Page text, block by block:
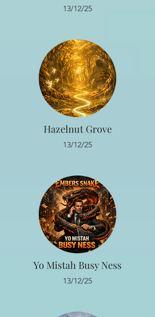
13/12/25
Hazelnut Grove
13/12/25
Yo Mistah Busy Ness
13/12/25